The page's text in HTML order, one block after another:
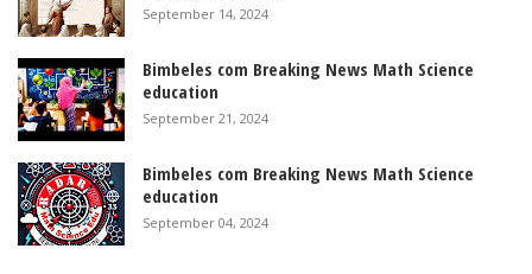
September 14, 2024
Bimbeles com Breaking News Math Science
education
September 21, 2024
Bimbeles com Breaking News Math Science
education
September 04, 2024